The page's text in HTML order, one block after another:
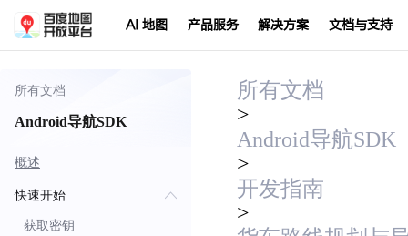
AI 地图 产品服务 解决方案 文档与支持
所有文档
Android导航SDK
概述
快速开始
获取密钥
所有文档
>
Android导航SDK
>
开发指南
>